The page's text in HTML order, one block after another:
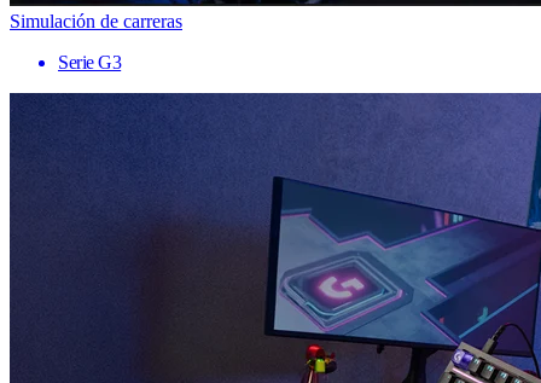
Simulación de carreras
Serie G3